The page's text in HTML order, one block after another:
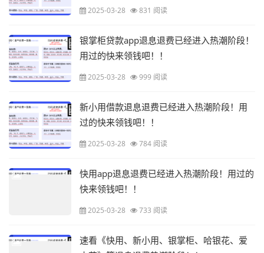
2025-03-28 831 阅读
银掌柜贷款app退息退费已经进入热潮阶段！
用过的快来领钱吧！！
2025-03-28 999 阅读
新小用借款退息退费已经进入热潮阶段！用
过的快来领钱吧！！
2025-03-28 784 阅读
快用app退息退费已经进入热潮阶段！用过的
快来领钱吧！！
2025-03-28 733 阅读
速看《快用、新小用、银掌柜、哈银花、爱